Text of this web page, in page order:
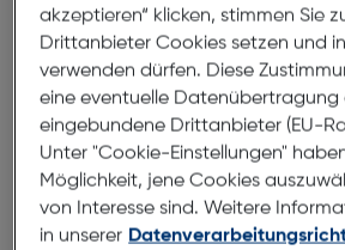
ArtNr.: 170067161
Jupio Kamera- und Camcorder
Jupio ist Spezialist im Bereich von
Akkus für digitale Kameras und
bietet das breiteste Sortiment im
neuesten Modellen sind auch
Kameras und Videokameras
Qualität der Jupio Kamera Akkus
akzeptieren“ klicken, stimmen Sie
Drittanbieter Cookies setzen und
verwenden dürfen. Diese
eine eventuelle Datenübertragung
eingebundene Drittanbieter (EU-
Unter "Cookie-Einstellungen"
Möglichkeit, jene Cookies
von Interesse sind. Weitere
in unserer